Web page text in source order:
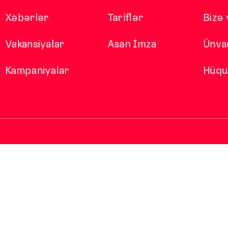
Xəbərlər
Vakansiyalar
Kampaniyalar
Tariflər
Asan İmza
Bizə